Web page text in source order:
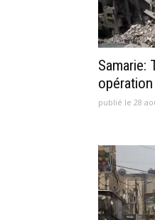
Samarie:
publié le 28